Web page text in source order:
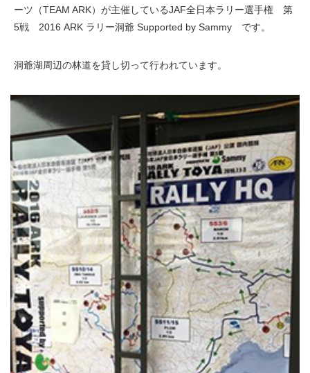
ーツ（TEAM ARK）が主催しているJAF全日本ラリー選手権 第
5戦 2016 ARK ラリー洞爺 Supported by Sammy です。
洞爺湖周辺の林道を貸し切って行われています。